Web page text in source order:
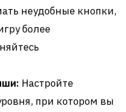
неудобные кнопки,
более
Настройте
при котором вы